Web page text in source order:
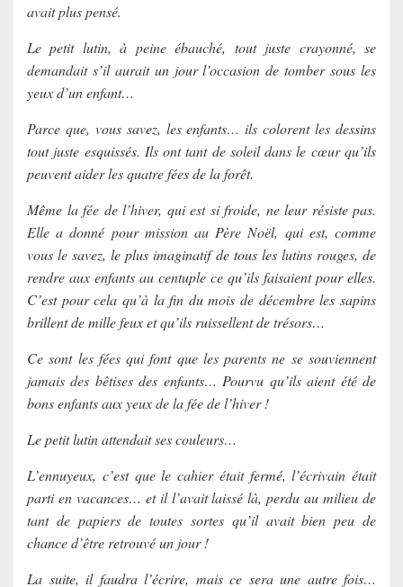
avait plus pensé.
Le petit lutin, à peine ébauché, tout juste crayonné, se
demandait s’il aurait un jour l’occasion de tomber sous les
yeux d’un enfant…
Parce que, vous savez, les enfants… ils colorent les dessins
tout juste esquissés. Ils ont tant de soleil dans le cœur qu’ils
peuvent aider les quatre fées de la forêt.
Même la fée de l’hiver, qui est si froide, ne leur résiste pas.
Elle a donné pour mission au Père Noël, qui est, comme
vous le savez, le plus imaginatif de tous les lutins rouges, de
rendre aux enfants au centuple ce qu’ils faisaient pour elles.
C’est pour cela qu’à la fin du mois de décembre les sapins
brillent de mille feux et qu’ils ruissellent de trésors…
Ce sont les fées qui font que les parents ne se souviennent
jamais des bêtises des enfants… Pourvu qu’ils aient été de
bons enfants aux yeux de la fée de l’hiver !
Le petit lutin attendait ses couleurs…
L’ennuyeux, c’est que le cahier était fermé, l’écrivain était
parti en vacances… et il l’avait laissé là, perdu au milieu de
tant de papiers de toutes sortes qu’il avait bien peu de
chance d’être retrouvé un jour !
La suite, il faudra l’écrire, mais ce sera une autre fois…